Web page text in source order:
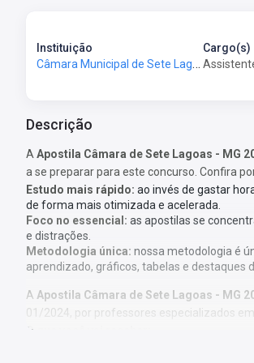
Instituição
Câmara Municipal de Sete Lagoas - MG - Câmara de Sete Lagoas - MG
Cargo(s)
Descrição
A Apostila Câmara de Sete Lagoas - MG
a se preparar para este concurso. Confira
Estudo mais rápido: ao invés de gastar
de forma mais otimizada e acelerada.
Foco no essencial: as apostilas se
e distrações.
Metodologia única: nossa metodologia é
aprendizado, gráficos, tabelas e destaques
A Apostila Câmara de Sete Lagoas - MG
01/2024, por professores especializados
O que você vai receber:
Apostila com todo o conteúdo teórico